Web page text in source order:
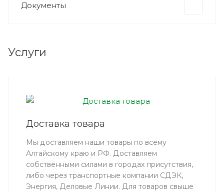
Документы
Услуги
Доставка товара
Мы доставляем наши товары по всему
Алтайскому краю и РФ. Доставляем
собственными силами в городах присутствия,
либо через транспортные компании СДЭК,
Энергия, Деловые Линии. Для товаров свыше